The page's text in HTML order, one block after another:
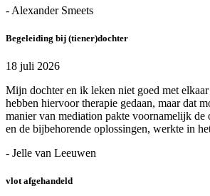
- Alexander Smeets
Begeleiding bij (tiener)dochter
18 juli 2026
Mijn dochter en ik leken niet goed met
hebben hiervoor therapie gedaan, maar dat
manier van mediation pakte voornamelijk de
en de bijbehorende oplossingen, werkte in
- Jelle van Leeuwen
vlot afgehandeld